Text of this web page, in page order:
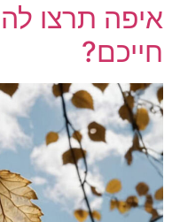
איפה תרצו
חייכם?